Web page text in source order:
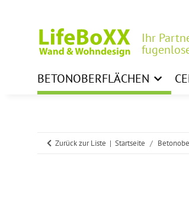
Ihr
BETONOBERFLÄCHEN
Zurück zur Liste Startseite